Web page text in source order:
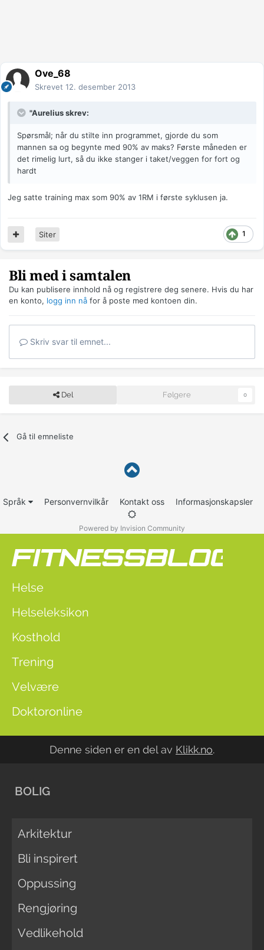
Ove_68
Skrevet 12. desember 2013
"Aurelius skrev:
Spørsmål; når du stilte inn programmet, gjorde du som
mannen sa og begynte med 90% av maks? Første måneden er
det rimelig lurt, så du ikke stanger i taket/veggen for fort og
hardt
Jeg satte training max som 90% av 1RM i første syklusen ja.
1
Siter
Bli med i samtalen
Du kan publisere innhold nå og registrere deg senere. Hvis du har
en konto, logg inn nå for å poste med kontoen din.
Skriv svar til emnet...
Del Følgere 0
Gå til emneliste
Språk Personvernvilkår Kontakt oss Informasjonskapsler
Powered by Invision Community
Helse
Helseleksikon
Kosthold
Trening
Velvære
Doktoronline
Denne siden er en del av Klikk.no.
BOLIG
Arkitektur
Bli inspirert
Oppussing
Rengjøring
Vedlikehold